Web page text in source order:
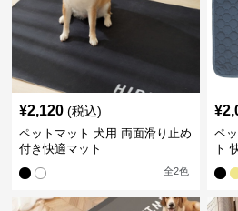
¥2,120 (税込)
ペットマット 犬用 両面滑り止め
付き快適マット
全2色
¥
ペ
ト